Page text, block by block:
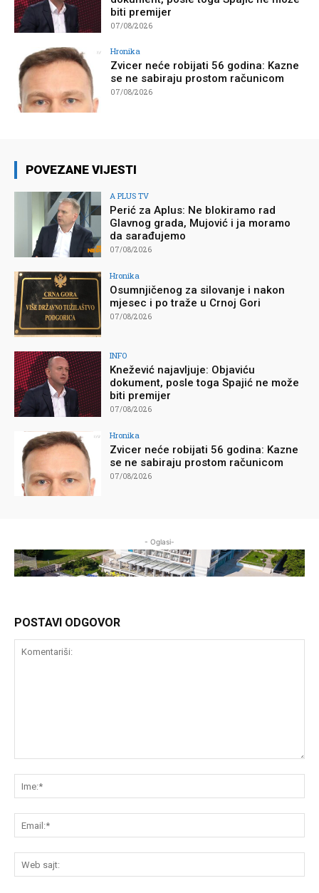
biti premijer
07/08/2026
Hronika
Zvicer neće robijati 56 godina: Kazne
se ne sabiraju prostom računicom
07/08/2026
POVEZANE VIJESTI
A PLUS TV
Perić za Aplus: Ne blokiramo rad
Glavnog grada, Mujović i ja moramo
da sarađujemo
07/08/2026
Hronika
Osumnjičenog za silovanje i nakon
mjesec i po traže u Crnoj Gori
07/08/2026
INFO
Knežević najavljuje: Objaviću
dokument, posle toga Spajić ne može
biti premijer
07/08/2026
Hronika
Zvicer neće robijati 56 godina: Kazne
se ne sabiraju prostom računicom
07/08/2026
- Oglasi-
POSTAVI ODGOVOR